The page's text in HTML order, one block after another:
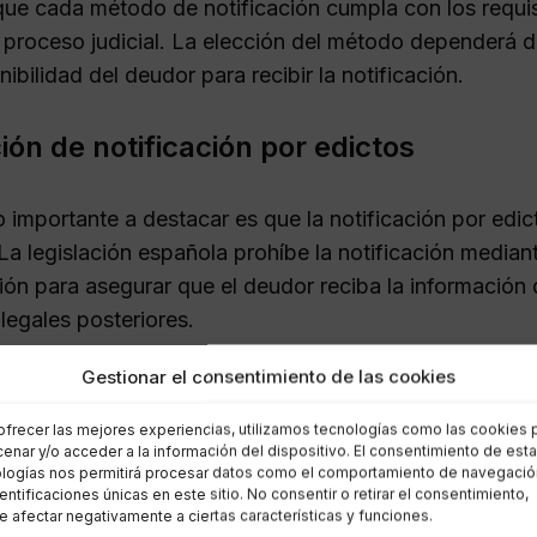
Gestionar el consentimiento de las cookies
las mejores experiencias, utilizamos tecnologías como las cookies
y/o acceder a la información del dispositivo. El consentimiento de
nos permitirá procesar datos como el comportamiento de
únicas en este sitio. No consentir o retirar el consentimiento,
afectar negativamente a ciertas características y funciones.
cada método de notificación cumpla con los
judicial. La elección del método dependerá
del deudor para recibir la notificación.
de notificación por edictos
importante a destacar es que la notificación por
legislación española prohíbe la notificación
para asegurar que el deudor reciba la
posteriores.
de una notificación
incorrecta puede tener graves repercusiones
desde la nulidad del procedimiento hasta